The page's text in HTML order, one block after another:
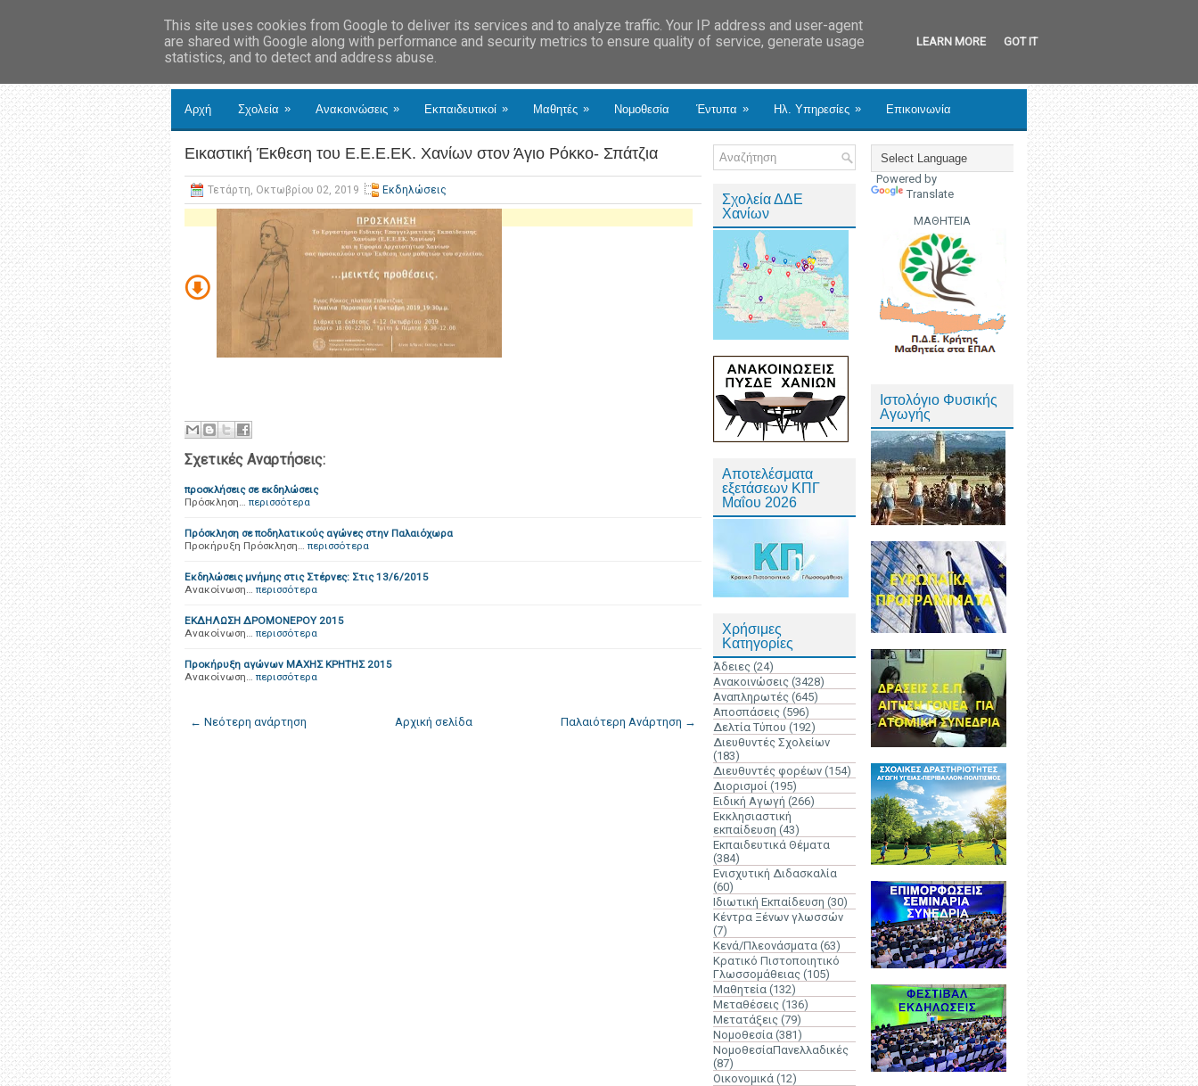
Αρχή Σχολεία » Ανακοινώσεις » Εκπαιδευτικοί » Μαθητές » Νομοθεσία Έντυπα » Ηλ. Υπηρεσίες » Επικοινωνία
Εικαστική Έκθεση του Ε.Ε.Ε.ΕΚ. Χανίων στον Άγιο Ρόκκο- Σπάτζια
Τετάρτη, Οκτωβρίου 02, 2019 Εκδηλώσεις
Σχετικές Αναρτήσεις:
προσκλήσεις σε εκδηλώσεις
Πρόσκληση… περισσότερα
Πρόσκληση σε ποδηλατικούς αγώνες στην Παλαιόχωρα
Προκήρυξη Πρόσκληση… περισσότερα
Εκδηλώσεις μνήμης στις Στέρνες: Στις 13/6/2015
Ανακοίνωση… περισσότερα
ΕΚΔΗΛΩΣΗ ΔΡΟΜΟΝΕΡΟΥ 2015
Ανακοίνωση… περισσότερα
Προκήρυξη αγώνων ΜΑΧΗΣ ΚΡΗΤΗΣ 2015
Ανακοίνωση… περισσότερα
← Νεότερη ανάρτηση Παλαιότερη Ανάρτηση →
Αρχική σελίδα
Σχολεία ΔΔΕ
Χανίων
Αποτελέσματα
εξετάσεων ΚΠΓ
Μαΐου 2026
Χρήσιμες
Κατηγορίες
Άδειες (24)
Ανακοινώσεις (3428)
Αναπληρωτές (645)
Αποσπάσεις (596)
Δελτία Τύπου (192)
Διευθυντές Σχολείων
(183)
Διευθυντές φορέων (154)
Διορισμοί (195)
Ειδική Αγωγή (266)
Εκκλησιαστική
εκπαίδευση (43)
Εκπαιδευτικά Θέματα
(384)
Ενισχυτική Διδασκαλία
(60)
Ιδιωτική Εκπαίδευση (30)
Κέντρα Ξένων γλωσσών
(7)
Κενά/Πλεονάσματα (63)
Κρατικό Πιστοποιητικό
Γλωσσομάθειας (105)
Μαθητεία (132)
Μεταθέσεις (136)
Μετατάξεις (79)
Νομοθεσία (381)
ΝομοθεσίαΠανελλαδικές
(87)
Οικονομικά (12)
Powered by
Translate
ΜΑΘΗΤΕΙΑ
Ιστολόγιο Φυσικής
Αγωγής
This site uses cookies from Google to deliver its services and to analyze traffic. Your IP address and user-agent
are shared with Google along with performance and security metrics to ensure quality of service, generate usage
statistics, and to detect and address abuse.
LEARN MORE GOT IT